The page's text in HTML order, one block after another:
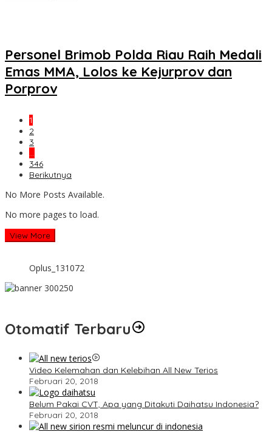
Personel Brimob Polda Riau Raih Medali
Emas MMA, Lolos ke Kejurprov dan
Porprov
1
2
3
…
346
Berikutnya
No More Posts Available.
No more pages to load.
View More
Oplus_131072
Otomatif Terbaru
Video Kelemahan dan Kelebihan All New Terios
Februari 20, 2018
Belum Pakai CVT, Apa yang Ditakuti Daihatsu Indonesia?
Februari 20, 2018